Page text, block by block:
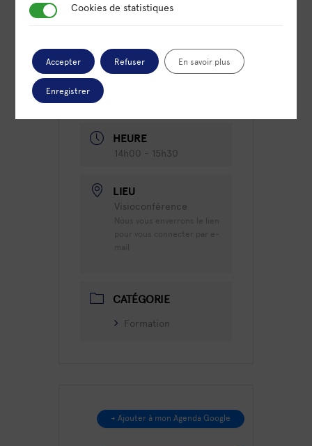
DATE
HEURE
14h00 - 15h30
LIEU
Visioconférence
CATÉGORIE
Formation
+ Ajouter à mon Agenda Google
Cookies de statistiques
Cookies de statistiques
Accepter Refuser En savoir plus
Enregistrer